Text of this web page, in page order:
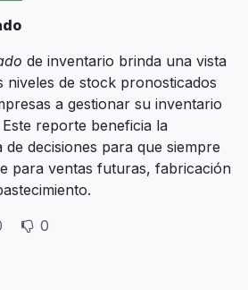
de inventario brinda una vista
niveles de stock pronosticados
a gestionar su inventario
reporte beneficia la
decisiones para que siempre
para ventas futuras, fabricación
0